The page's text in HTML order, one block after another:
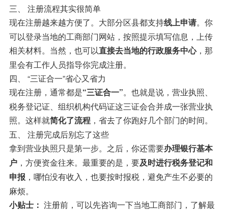
三、 注册流程其实很简单
现在注册越来越方便了。大部分区县都支持线上申请。你
可以登录当地的工商部门网站，按照提示填写信息，上传
相关材料。当然，也可以直接去当地的行政服务中心，那
里会有工作人员指导你完成注册。
四、 “三证合一”省心又省力
现在注册，通常都是“三证合一”。也就是说，营业执照、
税务登记证、组织机构代码证这三证会合并成一张营业执
照。这样就简化了流程，省去了你跑好几个部门的时间。
五、 注册完成后别忘了这些
拿到营业执照只是第一步。之后，你还需要办理银行基本
户，方便资金往来。最重要的是，要及时进行税务登记和
申报 ，哪怕没有收入，也要按时报税，避免产生不必要的
麻烦。
小贴士： 注册前，可以先咨询一下当地工商部门，了解最